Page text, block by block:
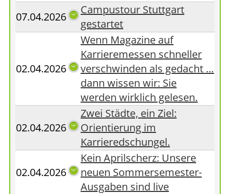
07.04.2026
Campustour Stuttgart
gestartet
02.04.2026
Wenn Magazine auf
Karrieremessen schneller
verschwinden als gedacht …
dann wissen wir: Sie
werden wirklich gelesen.
02.04.2026
Zwei Städte, ein Ziel:
Orientierung im
Karrieredschungel.
02.04.2026
Kein Aprilscherz: Unsere
neuen Sommersemester-
Ausgaben sind live